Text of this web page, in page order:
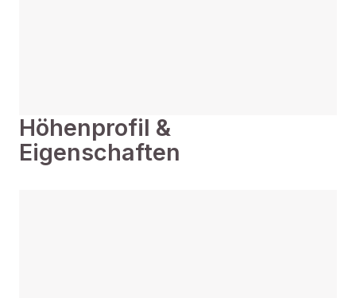
Höhenprofil &
Eigenschaften